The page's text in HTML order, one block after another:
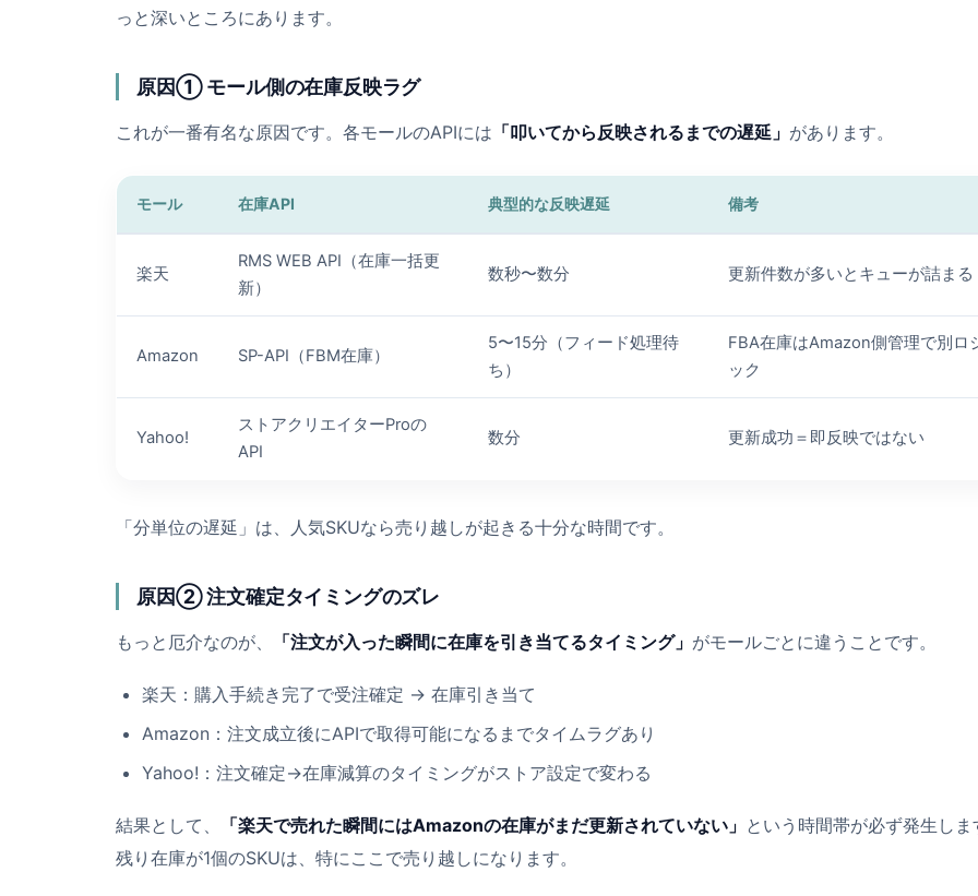
っと深いところにあります。
原因① モール側の在庫反映ラグ
これが一番有名な原因です。各モールのAPIには 「叩いてから反映されるまでの遅延」 があります。
モール 在庫API 典型的な反映遅延 備考
楽天
RMS WEB API（在庫一括更
新）
数秒〜数分 更新件数が多いとキューが詰まる
Amazon SP-API（FBM在庫）
5〜15分（フィード処理待
ち）
FBA在庫はAmazon側管理で別ロ
ック
Yahoo!
ストアクリエイターProの
API
数分 更新成功＝即反映ではない
「分単位の遅延」は、人気SKUなら売り越しが起きる十分な時間です。
原因② 注文確定タイミングのズレ
もっと厄介なのが、 「注文が入った瞬間に在庫を引き当てるタイミング」 がモールごとに違うことです。
楽天：購入手続き完了で受注確定 → 在庫引き当て
Amazon：注文成立後にAPIで取得可能になるまでタイムラグあり
Yahoo!：注文確定→在庫減算のタイミングがストア設定で変わる
結果として、 「楽天で売れた瞬間にはAmazonの在庫がまだ更新されていない」 という時間帯が必ず発生しま
残り在庫が1個のSKUは、特にここで売り越しになります。